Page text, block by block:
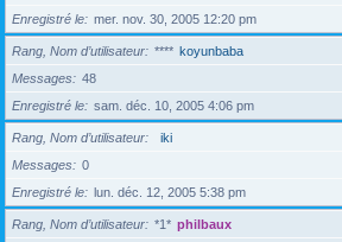
Enregistré le
mer. nov. 30, 2005 12:20 pm
Rang, Nom d’utilisateur **** koyunbaba
Messages
48
Enregistré le
sam. déc. 10, 2005 4:06 pm
Rang, Nom d’utilisateur
iki
Messages
0
Enregistré le
lun. déc. 12, 2005 5:38 pm
Rang, Nom d’utilisateur *1* philbaux